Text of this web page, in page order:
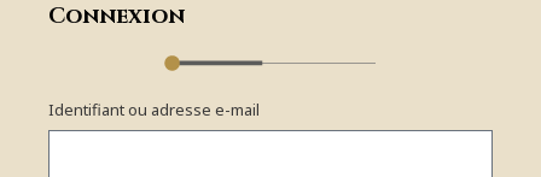
Connexion
Identifiant ou adresse e-mail